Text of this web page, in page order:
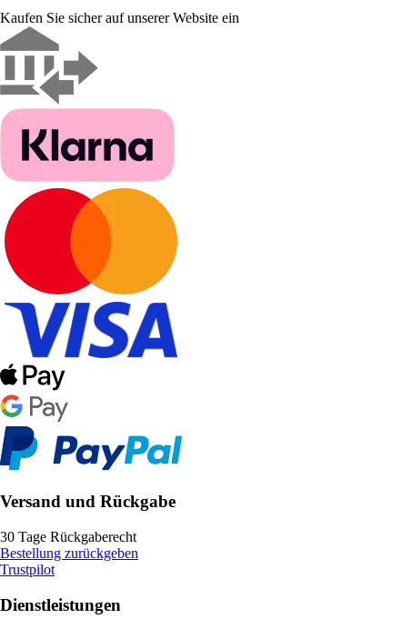
Kaufen Sie sicher auf unserer Website ein
Versand und Rückgabe
30 Tage Rückgaberecht
Bestellung zurückgeben
Trustpilot
Dienstleistungen